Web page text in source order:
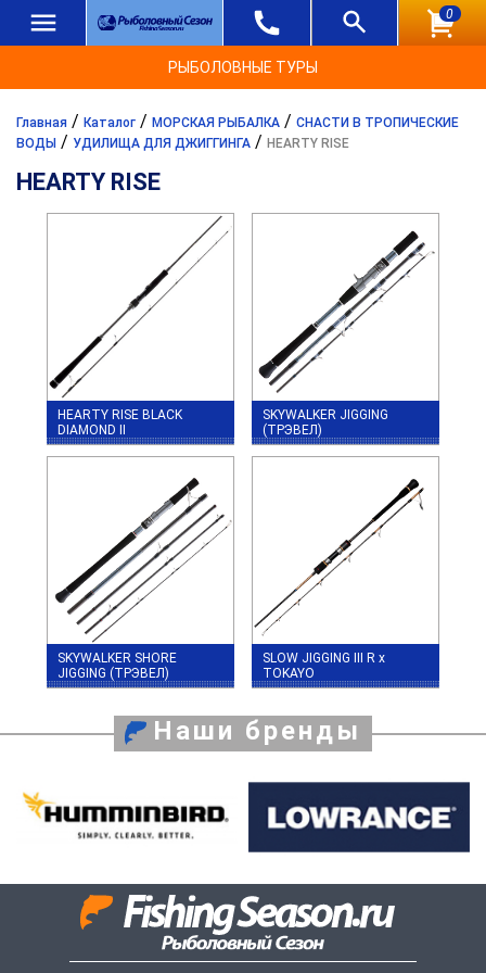
0
РЫБОЛОВНЫЕ ТУРЫ
Главная / Каталог / МОРСКАЯ РЫБАЛКА / СНАСТИ В ТРОПИЧЕСКИЕ
ВОДЫ / УДИЛИЩА ДЛЯ ДЖИГГИНГА / HEARTY RISE
HEARTY RISE
HEARTY RISE BLACK
DIAMOND II
SKYWALKER JIGGING
(ТРЭВЕЛ)
SKYWALKER SHORE
JIGGING (ТРЭВЕЛ)
SLOW JIGGING III R x
TOKAYO
Наши бренды